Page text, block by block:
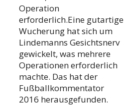
Operation
erforderlich.Eine gutartige
Wucherung hat sich um
Lindemanns Gesichtsnerv
gewickelt, was mehrere
Operationen erforderlich
machte. Das hat der
Fußballkommentator
2016 herausgefunden.